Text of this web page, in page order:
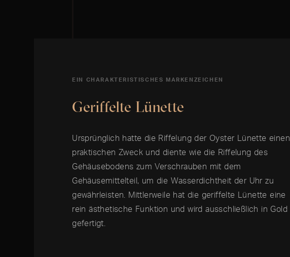
EIN CHARAKTERISTISCHES MARKENZEICHEN
Geriffelte Lünette
Ursprünglich hatte die Riffelung der Oyster Lünette einen
praktischen Zweck und diente wie die Riffelung des
Gehäusebodens zum Verschrauben mit dem
Gehäusemittelteil, um die Wasserdichtheit der Uhr zu
gewähr­leisten. Mittlerweile hat die geriffelte Lünette eine
rein ästhetische Funktion und wird ausschließlich in Gold
gefertigt.